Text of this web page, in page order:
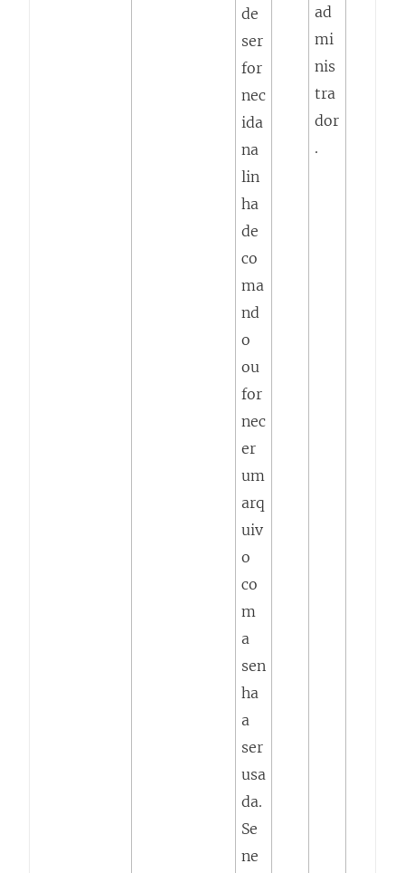
de
ser
for
nec
ida
na
lin
ha
de
co
ma
nd
o
ou
for
nec
er
um
arq
uiv
o
co
m
a
sen
ha
a
ser
usa
da.
Se
ne
ad
mi
nis
tra
dor
.